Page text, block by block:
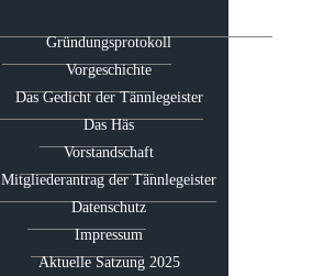
Gründungsprotokoll
Vorgeschichte
Das Gedicht der Tännlegeister
Das Häs
Vorstandschaft
Mitgliederantrag der Tännlegeister
Datenschutz
Impressum
Aktuelle Satzung 2025